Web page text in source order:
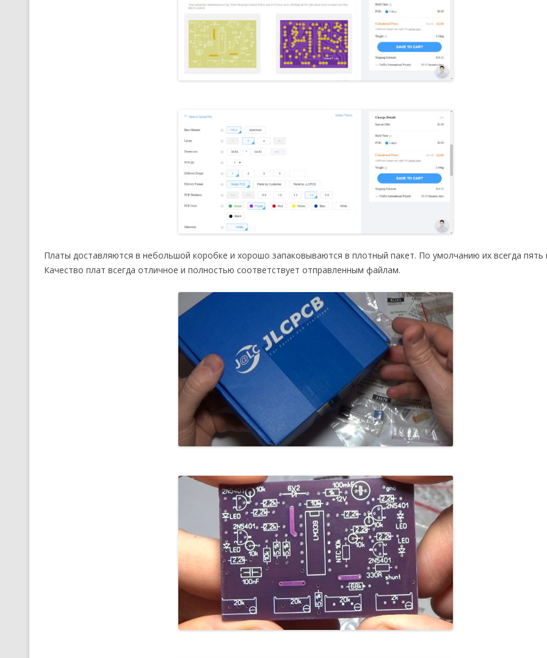
Платы доставляются в небольшой коробке и хорошо запаковываются в плотный пакет. По умолчанию их всегда пять
Качество плат всегда отличное и полностью соответствует отправленным файлам.